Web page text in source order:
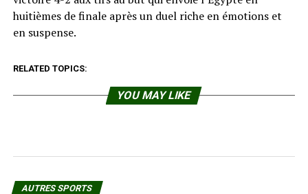
huitièmes de finale après un duel riche en émotions et
en suspense.
RELATED TOPICS:
YOU MAY LIKE
AUTRES SPORTS